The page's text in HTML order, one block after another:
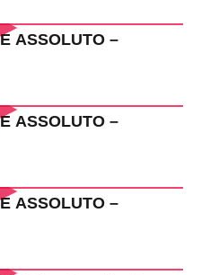
ASSOLUTO –
ASSOLUTO –
ASSOLUTO –